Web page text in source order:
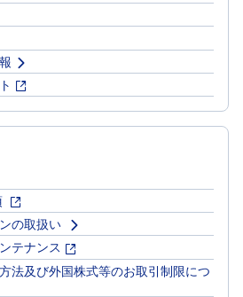
の取扱い
テナンス
法及び外国株式等のお取引制限につ